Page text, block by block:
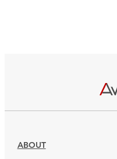
ABOUT